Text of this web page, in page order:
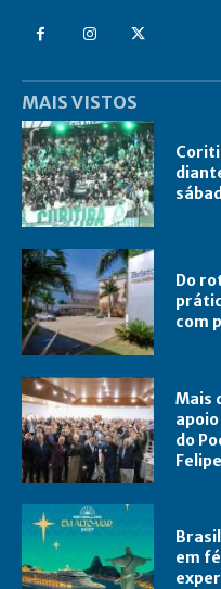
MAIS VISTOS
Do
com
Mais
do
em